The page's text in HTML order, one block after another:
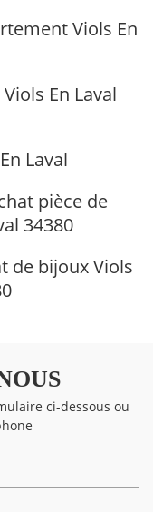
Viols En
En Laval
Laval
pièce de
34380
de bijoux Viols
ci-dessous ou